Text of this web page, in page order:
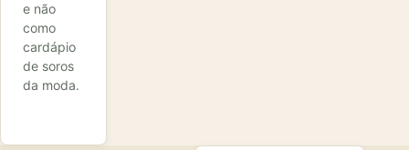
e não
como
cardápio
de soros
da moda.